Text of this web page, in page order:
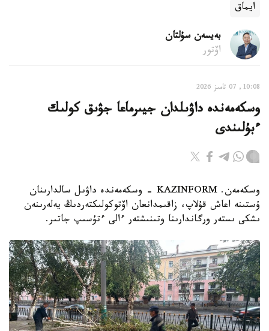
ايماق
بەيسەن سۇلتان
اۆتور
10:08, 07 تامىز 2026
وسكەمەندە داۋىلدان جيىرماعا جۋىق كولىك
ءبۇلىندى
وسكەمەن. KAZINFORM - وسكەمەندە داۋىل سالدارىنان
ۇستىنە اعاش قۇلاپ، زاقىمدانعان اۆتوكولىكتەردىڭ يەلەرىنەن
ىشكى ىستەر ورگاندارىنا وتىنىشتەر ءالى ءتۇسىپ جاتىر.